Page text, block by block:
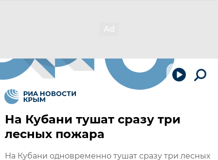
На Кубани тушат сразу три
лесных пожара
На Кубани одновременно тушат сразу три лесных